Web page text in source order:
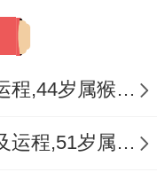
伽、游泳，可
的健康危机。
调与双管齐
1980属猴女2024年运势及运程,44岁属猴人2024全年每月运势女性如何
1973年属牛女2024年运势及运程,51岁属牛人2024全年每月运势女性如何